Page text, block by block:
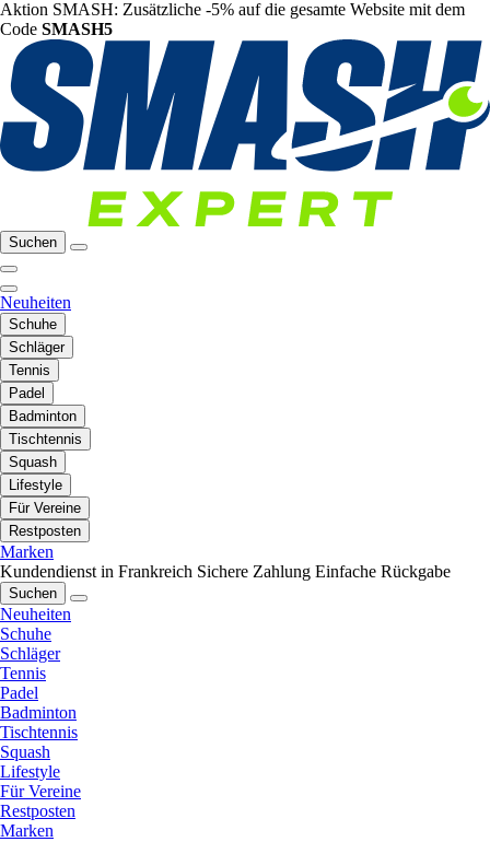
Aktion SMASH: Zusätzliche -5% auf die gesamte Website mit dem
Code SMASH5
Suchen
Neuheiten
Schuhe
Schläger
Tennis
Padel
Badminton
Tischtennis
Squash
Lifestyle
Für Vereine
Restposten
Marken
Kundendienst in Frankreich Sichere Zahlung Einfache Rückgabe
Suchen
Neuheiten
Schuhe
Schläger
Tennis
Padel
Badminton
Tischtennis
Squash
Lifestyle
Für Vereine
Restposten
Marken